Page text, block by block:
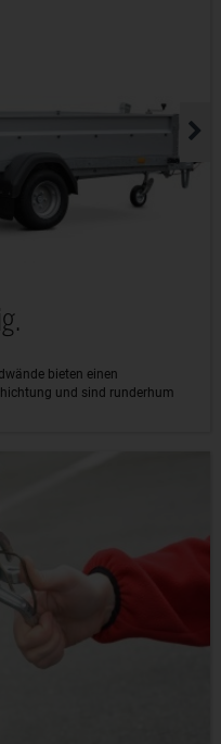
bieten einen
und sind runderhum